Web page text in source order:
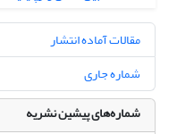
مقالات آماده انتشار
شماره جاری
شماره‌های پیشین نشریه